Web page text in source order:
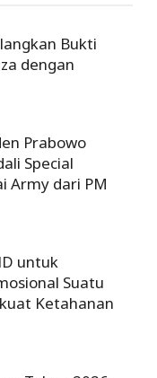
Bukti
dengan
Prabowo
Special
Army dari PM
untuk
Suatu
Ketahanan